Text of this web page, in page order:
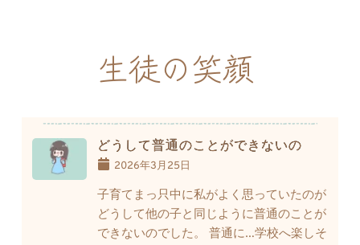
生徒の笑顔
どうして普通のことができないの
2026年3月25日
子育てまっ只中に私がよく思っていたのが
どうして他の子と同じように普通のことが
できないのでした。 普通に…学校へ楽しそ